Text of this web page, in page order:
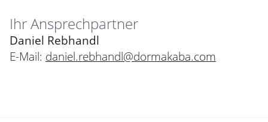
Ihr Ansprechpartner
Daniel Rebhandl
E-Mail: daniel.rebhandl@dormakaba.com